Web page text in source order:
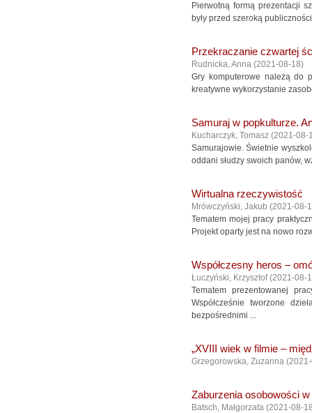
Pierwotną formą prezentacji
były przed szeroką
Przekraczanie czwartej
Rudnicka, Anna (2021-08-18)
Gry komputerowe należą do
kreatywne wykorzystanie
Samuraj w popkulturze.
Kucharczyk, Tomasz (2021-08-
Samurajowie. Świetnie
oddani słudzy swoich panów,
Wirtualna rzeczywistość
Mrówczyński, Jakub (2021-08-
Tematem mojej pracy
Projekt oparty jest na nowo
Współczesny heros –
Łuczyński, Krzysztof (2021-08-
Tematem prezentowanej
Współcześnie tworzone
bezpośrednimi ...
„XVIII wiek w filmie –
Grzegorowska, Zuzanna (
Zaburzenia osobowości
Batsch, Małgorzata (2021-08-